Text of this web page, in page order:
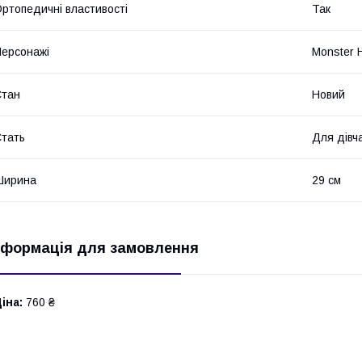
властивості Так
Monster
Новий
Для
29 см
для замовлення
760 ₴